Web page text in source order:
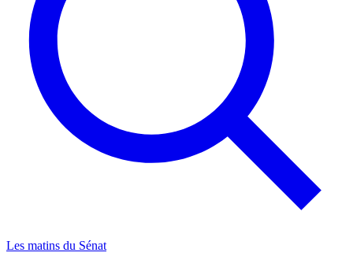
Les matins du Sénat